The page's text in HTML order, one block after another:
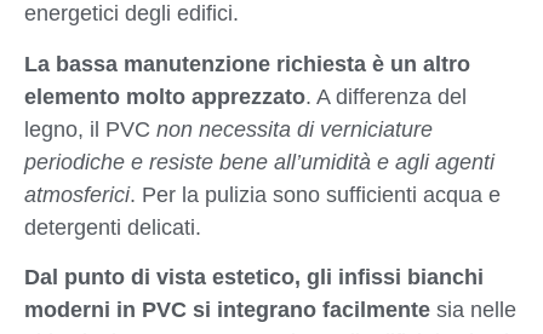
energetici degli edifici.
La bassa manutenzione richiesta è un altro
elemento molto apprezzato. A differenza del
legno, il PVC non necessita di verniciature
periodiche e resiste bene all’umidità e agli agenti
atmosferici. Per la pulizia sono sufficienti acqua e
detergenti delicati.
Dal punto di vista estetico, gli infissi bianchi
moderni in PVC si integrano facilmente sia nelle